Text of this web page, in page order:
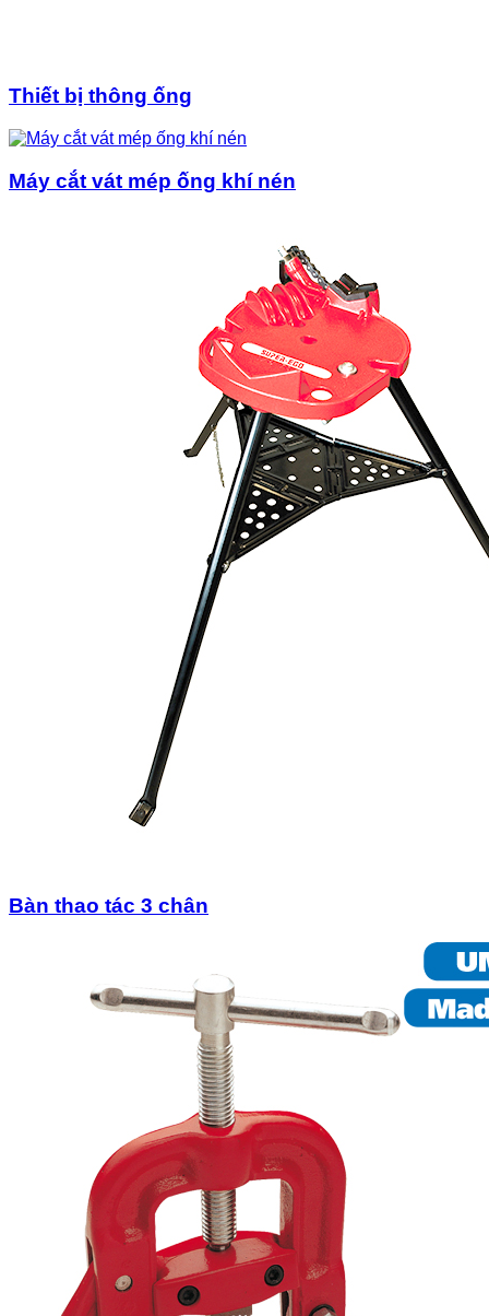
Thiết bị thông ống
Máy cắt vát mép ống khí nén
Bàn thao tác 3 chân